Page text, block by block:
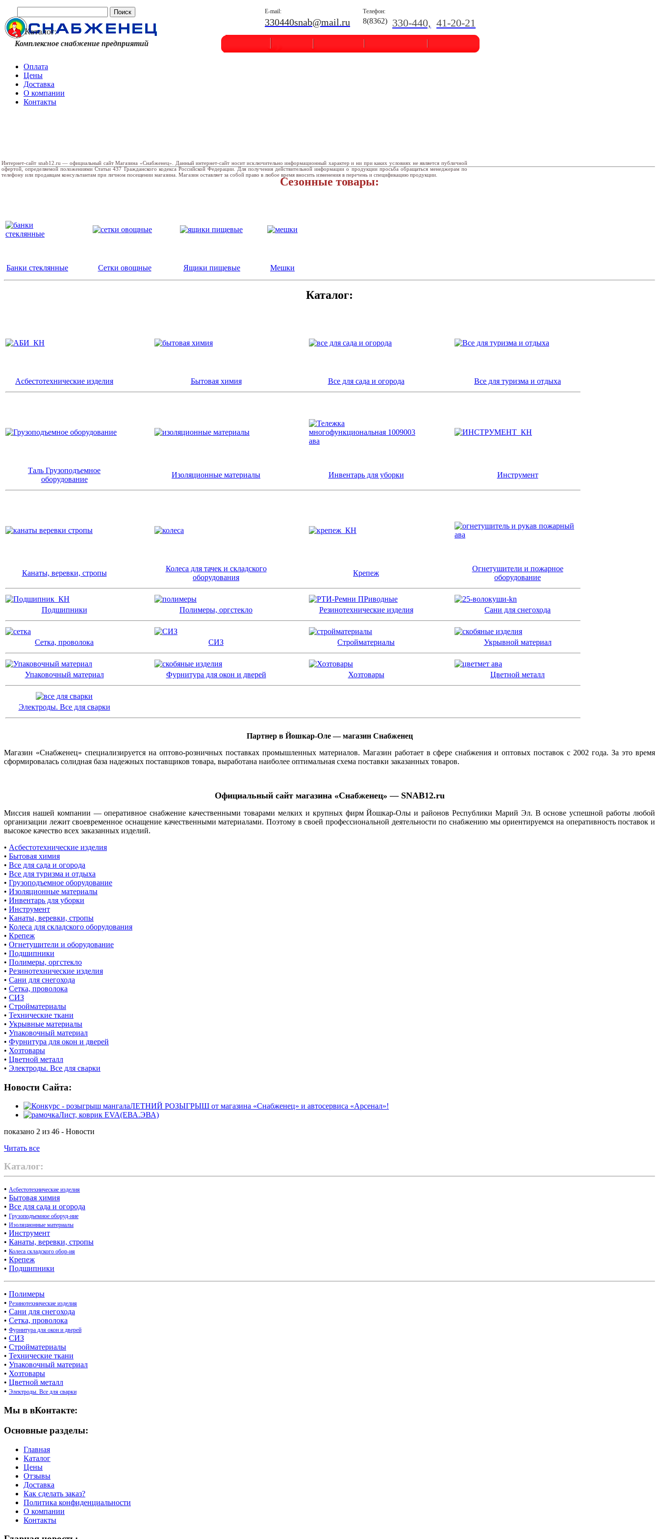
Оплата
Цены
Доставка
О компании
Контакты
Комплексное снабжение предприятий
Телефон:
8(8362) 330-440, 41-20-21
E-mail:
330440snab@mail.ru
Сезонные товары:
Банки стеклянные Сетки овощные Ящики пищевые Мешки
Каталог:
Асбестотехнические изделия Бытовая химия Все для сада и огорода Все для туризма и отдыха
Таль Грузоподъемное
оборудование
Изоляционные материалы Инвентарь для уборки Инструмент
Канаты, веревки, стропы
Колеса для тачек и складского
оборудования
Крепеж
Огнетушители и пожарное
оборудование
Подшипники Полимеры, оргстекло Резинотехнические изделия Сани для снегохода
Сетка, проволока СИЗ Стройматериалы Укрывной материал
Упаковочный материал Фурнитура для окон и дверей Хозтовары Цветной металл
Электроды. Все для сварки
Партнер в Йошкар-Оле — магазин Снабженец
Магазин «Снабженец» специализируется на оптово-розничных поставках промышленных материалов. Магазин работает в сфере снабжения и оптовых поставок с 2002 года. За это время
сформировалась солидная база надежных поставщиков товара, выработана наиболее оптимальная схема поставки заказанных товаров.
Официальный сайт магазина «Снабженец» — SNAB12.ru
Миссия нашей компании — оперативное снабжение качественными товарами мелких и крупных фирм Йошкар-Олы и районов Республики Марий Эл. В основе успешной работы любой
организации лежит своевременное оснащение качественными материалами. Поэтому в своей профессиональной деятельности по снабжению мы ориентируемся на оперативность поставок и
высокое качество всех заказанных изделий.
Каталог:
• Асбестотехнические изделия
• Бытовая химия
• Все для сада и огорода
• Все для туризма и отдыха
• Грузоподъемное оборудование
• Изоляционные материалы
• Инвентарь для уборки
• Инструмент
• Канаты, веревки, стропы
• Колеса для складского оборудования
• Крепеж
• Огнетушители и оборудование
• Подшипники
• Полимеры, оргстекло
• Резинотехнические изделия
• Сани для снегохода
• Сетка, проволока
• СИЗ
• Стройматериалы
• Технические ткани
• Укрывные материалы
• Упаковочный материал
• Фурнитура для окон и дверей
• Хозтовары
• Цветной металл
• Электроды. Все для сварки
Новости Сайта:
ЛЕТНИЙ РОЗЫГРЫШ от магазина «Снабженец» и автосервиса «Арсенал»!
Лист, коврик EVA(ЕВА.ЭВА)
показано 2 из 46 - Новости
Читать все
Интернет-сайт snab12.ru — официальный сайт Магазина «Снабженец». Данный интернет-сайт носит исключительно информационный характер и ни при каких условиях не является публичной
офертой, определяемой положениями Статьи 437 Гражданского кодекса Российской Федерации. Для получения действительной информации о продукции просьба обращаться менеджерам по
телефону или продавцам консультантам при личном посещении магазина. Магазин оставляет за собой право в любое время вносить изменения в перечень и спецификацию продукции.
Каталог:
• Асбестотехнические изделия
• Бытовая химия
• Все для сада и огорода
• Грузоподъемное оборуд-ние
• Изоляционные материалы
• Инструмент
• Канаты, веревки, стропы
• Колеса складского обор-ия
• Крепеж
• Подшипники
• Полимеры
• Резинотехнические изделия
• Сани для снегохода
• Сетка, проволока
• Фурнитура для окон и дверей
• СИЗ
• Стройматериалы
• Технические ткани
• Упаковочный материал
• Хозтовары
• Цветной металл
• Электроды. Все для сварки
Мы в вКонтакте:
Основные разделы:
Главная
Каталог
Цены
Отзывы
Доставка
Как сделать заказ?
Политика конфиденциальности
О компании
Контакты